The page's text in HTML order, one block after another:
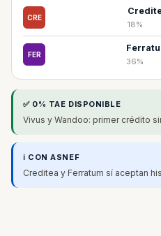
CRE
18%
FER
36%
✅ 0% TAE DISPONIBLE
Vivus y Wandoo: primer crédito
ℹ️ CON ASNEF
Creditea y Ferratum sí aceptan